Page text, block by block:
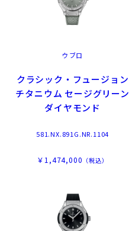
ウブロ
クラシック・フュージョン
チタニウム セージグリーン
ダイヤモンド
581.NX.891G.NR.1104
￥1,474,000 （税込）